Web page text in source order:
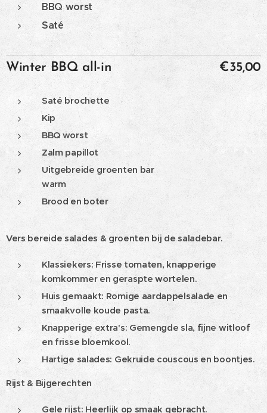
BBQ worst
Saté
Winter BBQ all-in
Saté brochette
Kip
BBQ worst
Zalm papillot
Uitgebreide groenten bar
warm
Brood en boter
€35,00
Vers bereide salades & groenten bij de saladebar.
Klassiekers: Frisse tomaten, knapperige
komkommer en geraspte wortelen.
Huis gemaakt: Romige aardappelsalade en
smaakvolle koude pasta.
Knapperige extra's: Gemengde sla, fijne witloof
en frisse bloemkool.
Hartige salades: Gekruide couscous en boontjes.
Rijst & Bijgerechten
Gele rijst: Heerlijk op smaak gebracht.